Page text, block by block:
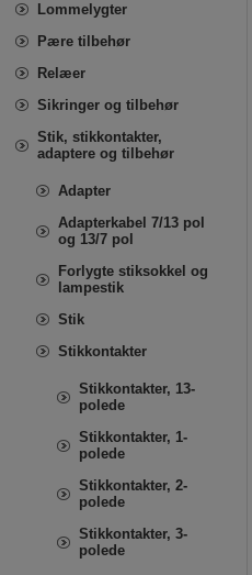
Lommelygter
Pære tilbehør
Relæer
Sikringer og tilbehør
Stik, stikkontakter,
adaptere og tilbehør
Adapter
Adapterkabel 7/13 pol
og 13/7 pol
Forlygte stiksokkel og
lampestik
Stik
Stikkontakter
Stikkontakter, 13-
polede
Stikkontakter, 1-
polede
Stikkontakter, 2-
polede
Stikkontakter, 3-
polede